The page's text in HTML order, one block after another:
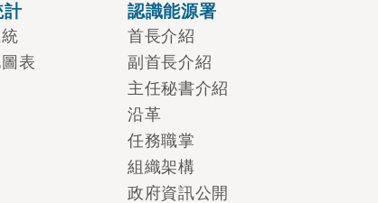
計
表
認識能源署
首長介紹
副首長介紹
主任秘書介紹
沿革
任務職掌
組織架構
政府資訊公開